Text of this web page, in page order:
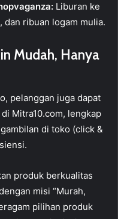
Liburan ke
ribuan logam mulia.
Mudah, Hanya
pelanggan juga dapat
Mitra10.com, lengkap
di toko (click &
produk berkualitas
misi “Murah,
pilihan produk